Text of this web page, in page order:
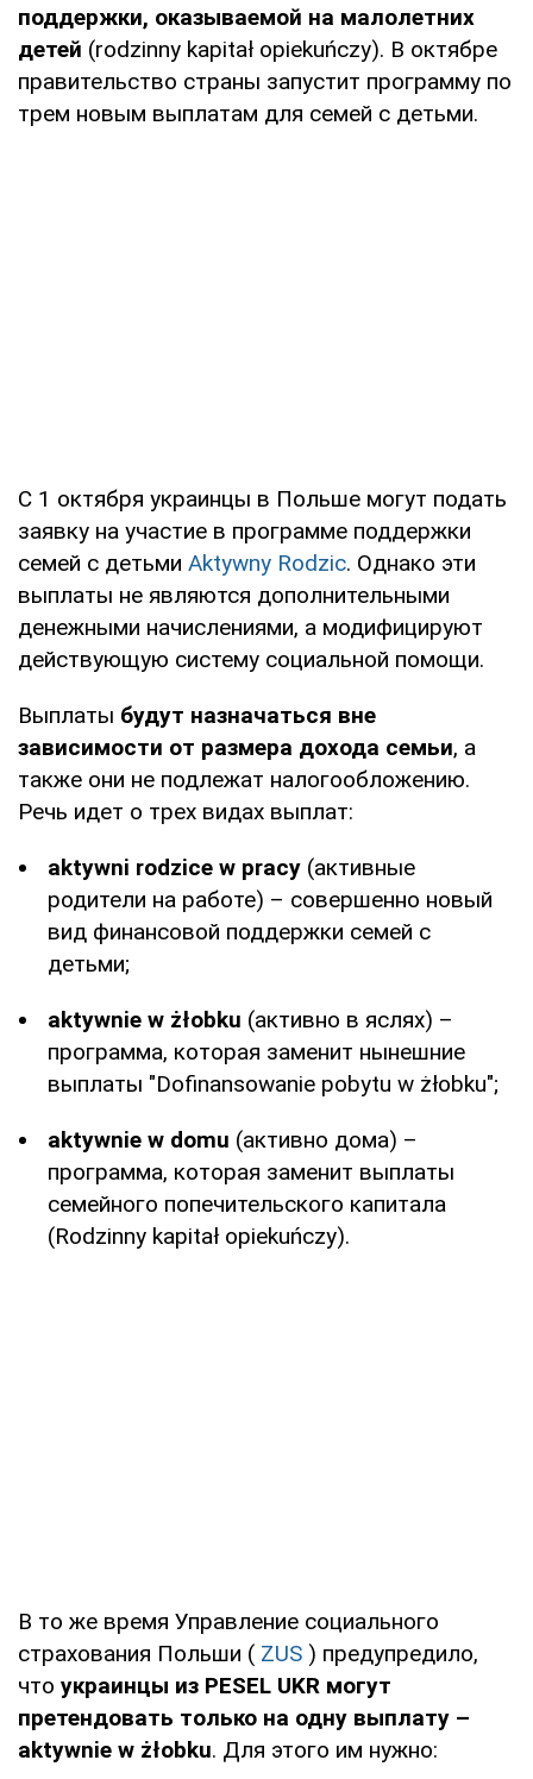
поддержки, оказываемой на малолетних
детей (rodzinny kapitał opiekuńczy). В октябре
правительство страны запустит программу по
трем новым выплатам для семей с детьми.
С 1 октября украинцы в Польше могут подать
заявку на участие в программе поддержки
семей с детьми Aktywny Rodzic. Однако эти
выплаты не являются дополнительными
денежными начислениями, а модифицируют
действующую систему социальной помощи.
Выплаты будут назначаться вне
зависимости от размера дохода семьи, а
также они не подлежат налогообложению.
Речь идет о трех видах выплат:
aktywni rodzice w pracy (активные
родители на работе) – совершенно новый
вид финансовой поддержки семей с
детьми;
aktywnie w żłobku (активно в яслях) –
программа, которая заменит нынешние
выплаты "Dofinansowanie pobytu w żłobku";
aktywnie w domu (активно дома) –
программа, которая заменит выплаты
семейного попечительского капитала
(Rodzinny kapitał opiekuńczy).
В то же время Управление социального
страхования Польши ( ZUS ) предупредило,
что украинцы из PESEL UKR могут
претендовать только на одну выплату –
aktywnie w żłobku. Для этого им нужно: